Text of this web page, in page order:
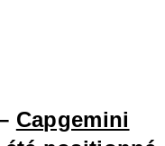
Capgemini